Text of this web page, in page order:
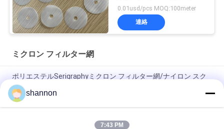
ィルターメッシュ
0.01usd/pcs MOQ:100meter
連絡
ミクロン フィルター網
ポリエステルSerigraphyミクロン フィルター網/ナイロン スク
リーンの印刷の網
産業ペット石灰岩の脱硫の網ベルト フィルター生地
shannon
7:43 PM